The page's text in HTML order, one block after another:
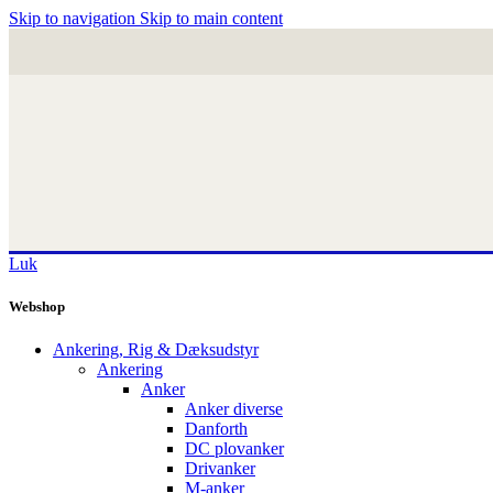
Skip to navigation Skip to main content
Luk
Webshop
Ankering, Rig & Dæksudstyr
Ankering
Anker
Anker diverse
Danforth
DC plovanker
Drivanker
M-anker